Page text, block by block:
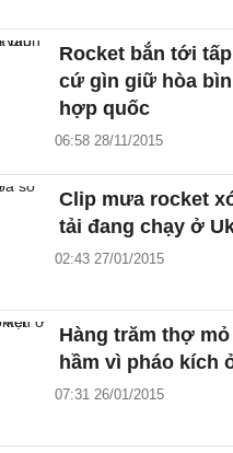
Rocket bắn tới
cứ gìn giữ hòa
hợp quốc
06:58 28/11/2015
Clip mưa rocket
tải đang chạy ở
02:43 27/01/2015
Hàng trăm thợ
hầm vì pháo kích
07:31 26/01/2015